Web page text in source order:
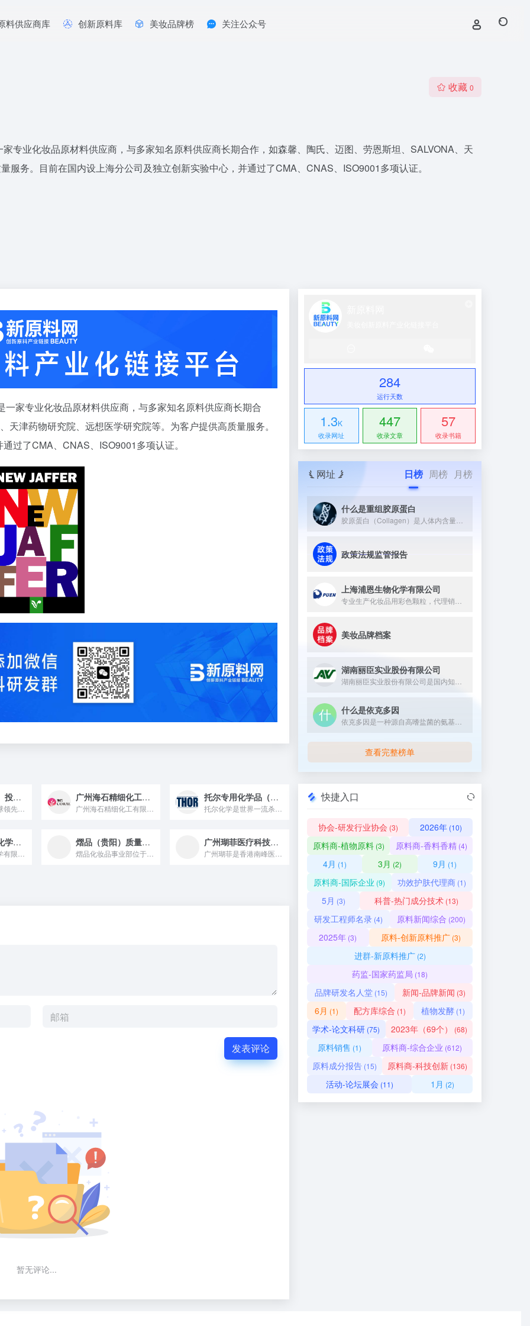
料供应商库 创新原料库 美妆品牌榜 关注公众号
收藏 0
专业化妆品原材料供应商，与多家知名原料供应商长期合作，如森馨、陶氏、迈图、劳恩斯坦、SALVONA、天
服务。目前在国内设上海分公司及独立创新实验中心，并通过了CMA、CNAS、ISO9001多项认证。
家专业化妆品原材料供应商，与多家知名原料供应商长期合
津药物研究院、远想医学研究院等。为客户提供高质量服务。
过了CMA、CNAS、ISO9001多项认证。
亚什兰（中国）投资有限公司 广州海石精细化工有限公司 托尔专用化学品（镇江）有限公司
甘肃三迪植物化学有限责任公司 熠品（贵阳）质量科技有限公司
熠品化妆品事业部位于贵阳市白云区创投孵化产业园，实验室总面积...
广州瑚菲医疗科技有限公司
发表评论
暂无评论...
284
运行天数
1.3K
收录网址
447
收录文章
57
收录书籍
网址 日榜 周榜 月榜
什么是重组胶原蛋白
政策法规监管报告
上海浦恩生物化学有限公司
美妆品牌档案
湖南丽臣实业股份有限公司
什么是依克多因
查看完整榜单
快捷入口
协会-研发行业协会 (3) 2026年(10)
原料商-植物原料(3) 原料商-香料香精(4)
4月 (1) 3月 (2) 9月 (1)
原料商-国际企业 (9) 功效护肤代理商 (1)
5月 (3) 科普-热门成分技术(13)
研发工程师名录 (4) 原料新闻综合 (200)
2025年 (3) 原料-创新原料推广(3)
进群-新原料推广(2)
药监-国家药监局 (18)
品牌研发名人堂(15) 新闻-品牌新闻 (3)
6月 (1) 配方库综合 (1) 植物发酵 (1)
学术-论文科研 (75) 2023年（69个） (68)
原料销售 (1) 原料商-综合企业 (612)
原料成分报告 (15) 原料商-科技创新 (136)
活动-论坛展会 (11) 1月 (2)